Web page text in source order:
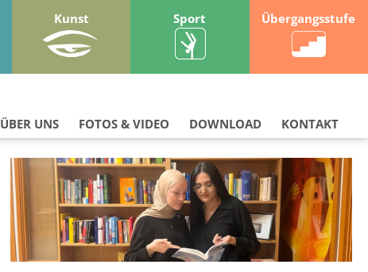
Kunst Sport Übergangsstufe
KONTAKT
DOWNLOAD
FOTOS & VIDEO
ÜBER UNS